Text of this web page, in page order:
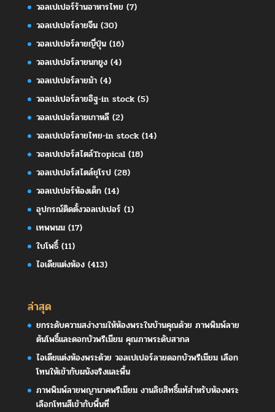
วอลเปเปอร์ร้านอาหารไทย (7)
วอลเปเปอร์ลายจีน(30)
วอลเปเปอร์ลายญี่ปุ่น(16)
วอลเปเปอร์ลายนกยูง(4)
วอลเปเปอร์ลายม้า(4)
วอลเปเปอร์ลายอิฐ-in stock(5)
วอลเปเปอร์ลายเกาหลี(2)
วอลเปเปอร์ลายไทย-in stock(14)
วอลเปเปอร์สไตล์Tropical(18)
วอลเปเปอร์สไตล์ยุโรป(28)
วอลเปเปอร์ห้องเด็ก(14)
อุปกรณ์ติดตั้งวอลเปเปอร์ (1)
เทพพนม(17)
ใบโพธิ์(11)
ไอเดียแต่งห้อง(413)
ล่าสุด
ยกระดับความสง่างามให้ห้องพระในบ้านคุณด้วย ภาพพิมพ์ลาย
ต้นโพธิ์และดอกบัวพรีเมียม คุณภาพระดับสากล
ไอเดียแต่งห้องพระด้วย วอลเปเปอร์ลายดอกบัวพรีเมียม เลือก
โทนให้เข้ากับผนังจริงและพื้น
ภาพพิมพ์ลายพญานาคพรีเมียม งานลิขสิทธิ์แท้สำหรับห้องพระ
เลือกโทนสีเข้ากับพื้นที่